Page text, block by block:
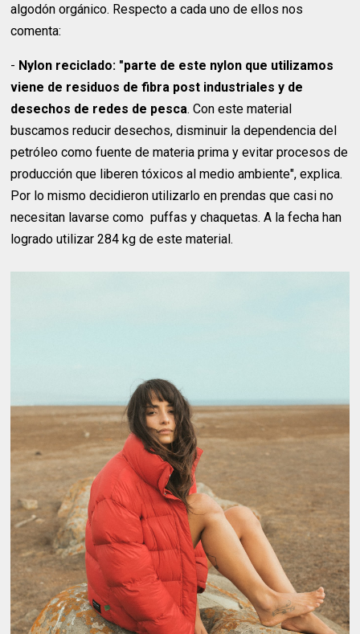
algodón orgánico. Respecto a cada uno de ellos nos
comenta:
- Nylon reciclado: "parte de este nylon que utilizamos
viene de residuos de fibra post industriales y de
desechos de redes de pesca. Con este material
buscamos reducir desechos, disminuir la dependencia del
petróleo como fuente de materia prima y evitar procesos de
producción que liberen tóxicos al medio ambiente", explica.
Por lo mismo decidieron utilizarlo en prendas que casi no
necesitan lavarse como puffas y chaquetas. A la fecha han
logrado utilizar 284 kg de este material.